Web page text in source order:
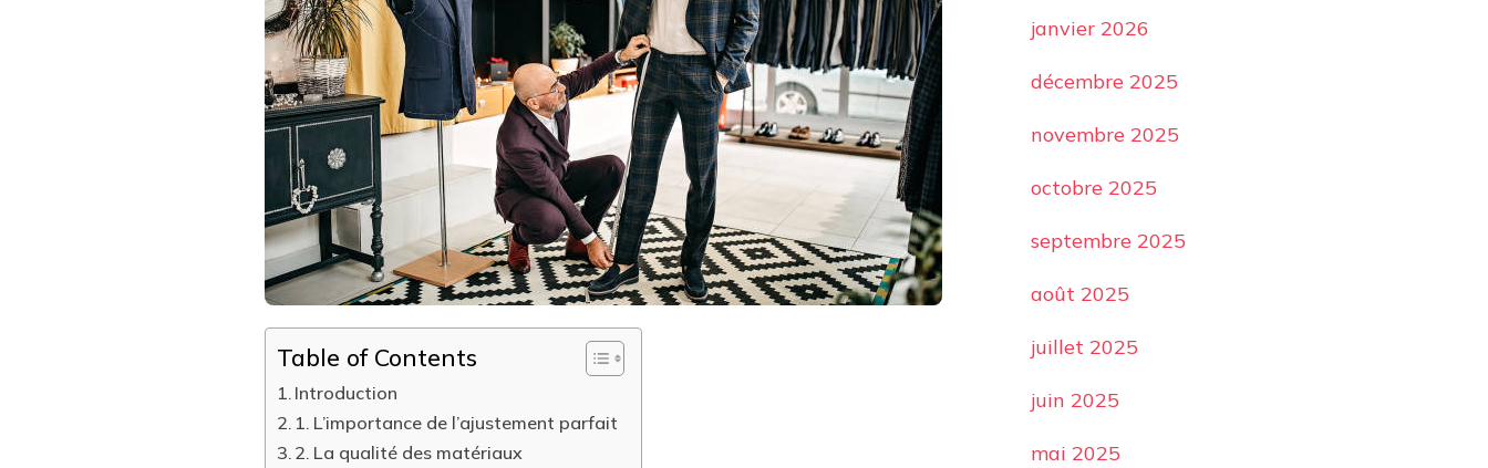
Table of Contents
Introduction
1. L’importance de l’ajustement parfait
2. La qualité des matériaux
janvier 2026
décembre 2025
novembre 2025
octobre 2025
septembre 2025
août 2025
juillet 2025
juin 2025
mai 2025